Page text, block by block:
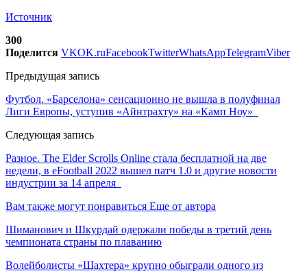
Источник
300
Поделится VKOK.ruFacebookTwitterWhatsAppTelegramViber
Предыдущая запись
Футбол. «Барселона» сенсационно не вышла в полуфинал
Лиги Европы, уступив «Айнтрахту» на «Камп Ноу»
Следующая запись
Разное. The Elder Scrolls Online стала бесплатной на две
недели, в eFootball 2022 вышел патч 1.0 и другие новости
индустрии за 14 апреля
Вам также могут понравиться Еще от автора
Шиманович и Шкурдай одержали победы в третий день
чемпионата страны по плаванию
Волейболисты «Шахтера» крупно обыграли одного из